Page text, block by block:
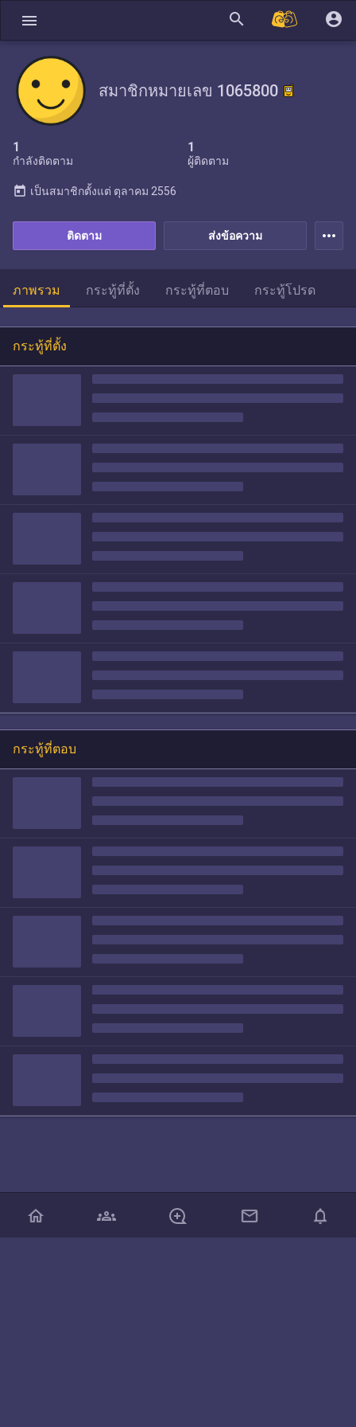
menu search account_circle
สมาชิกหมายเลข 1065800
1
กำลังติดตาม
1
ผู้ติดตาม
ส่งข้อความ
ติดตาม
today เป็นสมาชิกตั้งแต่ ตุลาคม 2556
more_horiz
ภาพรวม กระทู้ที่ตั้ง กระทู้ที่ตอบ กระทู้โปรด
กระทู้ที่ตั้ง
กระทู้ที่ตอบ